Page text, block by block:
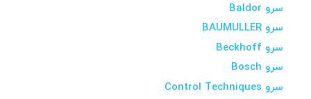
سرو Baldor
سرو BAUMULLER
سرو Beckhoff
سرو Bosch
سرو Control Techniques